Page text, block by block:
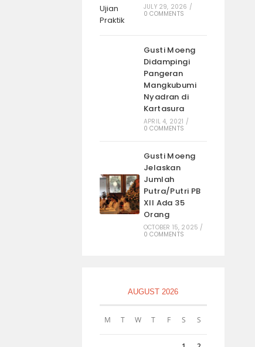
JULY 29, 2026 /
0 COMMENTS
Gusti Moeng
Didampingi
Pangeran
Mangkubumi
Nyadran di
Kartasura
APRIL 4, 2021 /
0 COMMENTS
Gusti Moeng
Jelaskan
Jumlah
Putra/Putri PB
XII Ada 35
Orang
OCTOBER 15, 2025 /
0 COMMENTS
AUGUST 2026
M T W T F S S